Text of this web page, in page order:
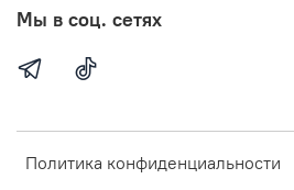
Политика конфиденциальности
Мы в соц. сетях